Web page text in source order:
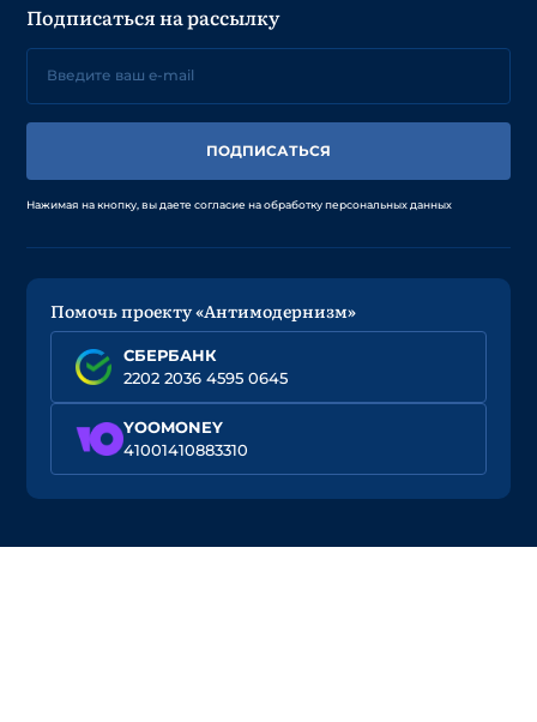
Подписаться на рассылку
ПОДПИСАТЬСЯ
Нажимая на кнопку, вы даете согласие на обработку персональных данных
Помочь проекту «Антимодернизм»
СБЕРБАНК
2202 2036 4595 0645
YOOMONEY
41001410883310